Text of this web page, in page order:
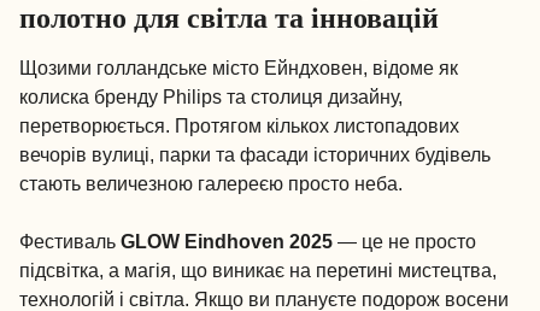
полотно для світла та інновацій
Щозими голландське місто Ейндховен, відоме як
колиска бренду Philips та столиця дизайну,
перетворюється. Протягом кількох листопадових
вечорів вулиці, парки та фасади історичних будівель
стають величезною галереєю просто неба.
Фестиваль GLOW Eindhoven 2025 — це не просто
підсвітка, а магія, що виникає на перетині мистецтва,
технологій і світла. Якщо ви плануєте подорож восени